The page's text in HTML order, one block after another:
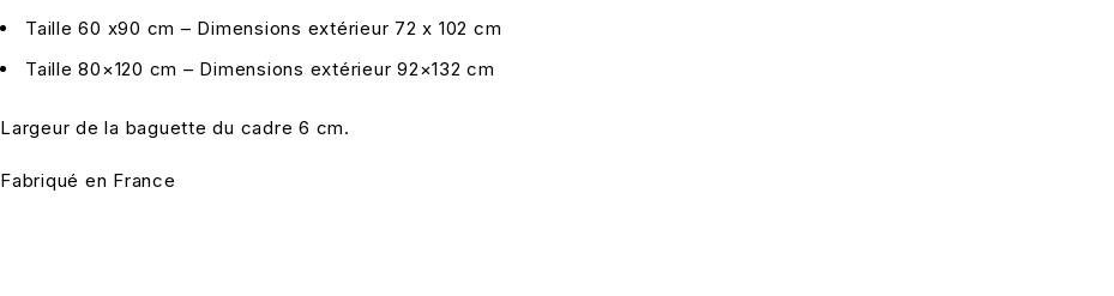
Taille 60 x90 cm – Dimensions extérieur 72 x 102 cm
Taille 80×120 cm – Dimensions extérieur 92×132 cm
Largeur de la baguette du cadre 6 cm.
Fabriqué en France